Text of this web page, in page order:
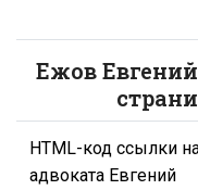
Ежов
HTML-код ссылки
адвоката Евгений